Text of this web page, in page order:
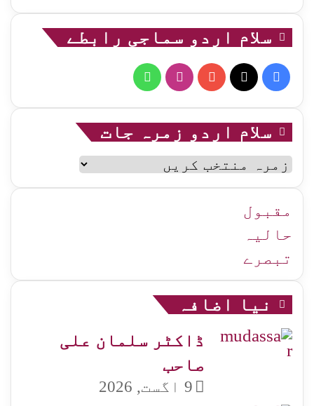
سلام اردو سماجی رابطے
Facebook
YouTube
Instagram
WhatsApp
سلام اردو زمرہ جات
سلام
اردو
زمرہ
جات
مقبول
حالیہ
تبصرے
نیا اضافہ
ڈاکٹر سلمان علی
صاحب
9 اگست, 2026